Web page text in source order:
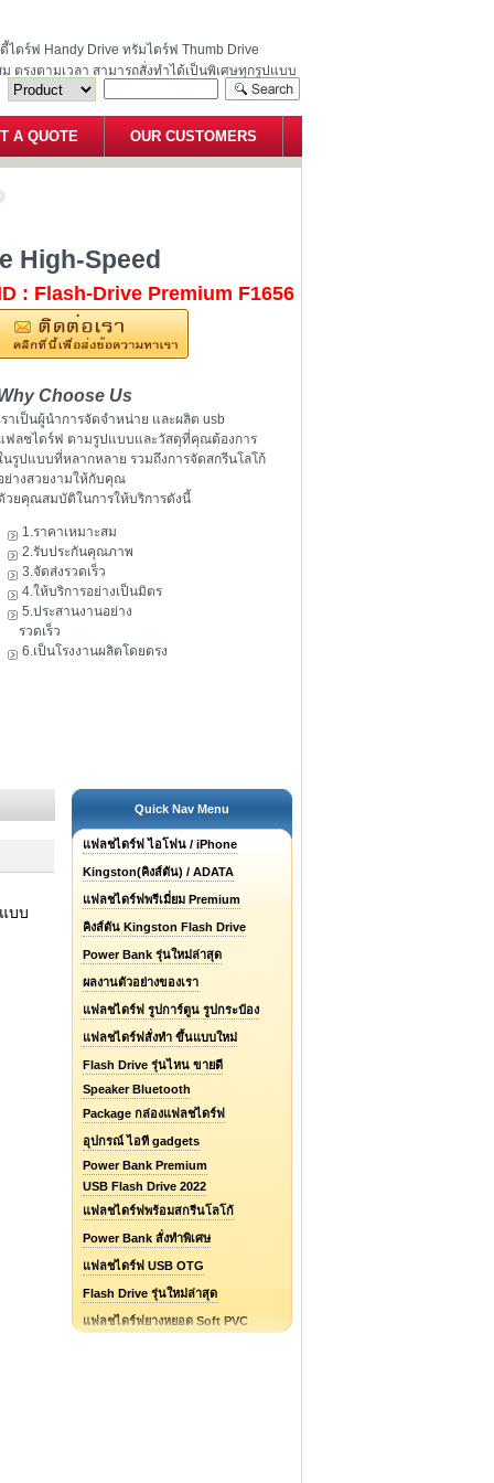
ดร์ฟ Handy Drive ทรัมไดร์ฟ Thumb Drive
ตรงตามเวลา สามารถสั่งทำได้เป็นพิเศษทุกรูปแบบ
A QUOTE OUR CUSTOMERS
High-Speed
: Flash-Drive Premium F1656
Choose Us
ราเป็นผู้นำการจัดจำหน่าย และผลิต usb
ฟลชไดร์ฟ ตามรูปแบบและวัสดุที่คุณต้องการ
นรูปแบบที่หลากหลาย รวมถึงการจัดสกรีนโลโก้
ย่างสวยงามให้กับคุณ
วยคุณสมบัติในการให้บริการดังนี้
1.ราคาเหมาะสม
2.รับประกันคุณภาพ
3.จัดส่งรวดเร็ว
4.ให้บริการอย่างเป็นมิตร
5.ประสานงานอย่าง
รวดเร็ว
6.เป็นโรงงานผลิตโดยตรง
บบ
Quick Nav Menu
แฟลชไดร์ฟ ไอโฟน / iPhone
Kingston(คิงส์ตัน) / ADATA
แฟลชไดร์ฟพรีเมี่ยม Premium
คิงส์ตัน Kingston Flash Drive
Power Bank รุ่นใหม่ล่าสุด
ผลงานตัวอย่างของเรา
แฟลชไดร์ฟ รูปการ์ตูน รูปกระป๋อง
แฟลชไดร์ฟสั่งทำ ขึ้นแบบใหม่
Flash Drive รุ่นไหน ขายดี
Speaker Bluetooth
Package กล่องแฟลชไดร์ฟ
อุปกรณ์ ไอที gadgets
Power Bank Premium
USB Flash Drive 2022
แฟลชไดร์ฟพร้อมสกรีนโลโก้
Power Bank สั่งทำพิเศษ
แฟลชไดร์ฟ USB OTG
Flash Drive รุ่นใหม่ล่าสุด
แฟลชไดร์ฟยางหยอด Soft PVC